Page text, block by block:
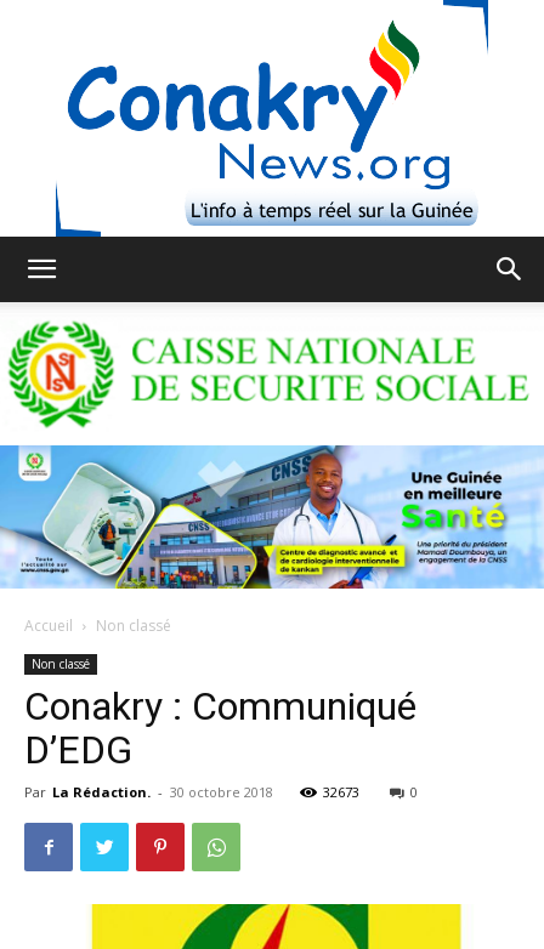
Accueil Non classé
Non classé
Conakry : Communiqué
D’EDG
Par La Rédaction. - 30 octobre 2018 32673 0